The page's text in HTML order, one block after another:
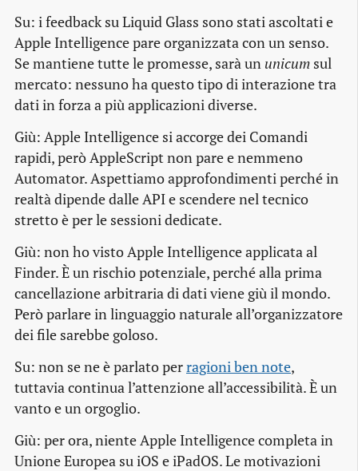
Su: i feedback su Liquid Glass sono stati ascoltati e
Apple Intelligence pare organizzata con un senso.
Se mantiene tutte le promesse, sarà un unicum sul
mercato: nessuno ha questo tipo di interazione tra
dati in forza a più applicazioni diverse.
Giù: Apple Intelligence si accorge dei Comandi
rapidi, però AppleScript non pare e nemmeno
Automator. Aspettiamo approfondimenti perché in
realtà dipende dalle API e scendere nel tecnico
stretto è per le sessioni dedicate.
Giù: non ho visto Apple Intelligence applicata al
Finder. È un rischio potenziale, perché alla prima
cancellazione arbitraria di dati viene giù il mondo.
Però parlare in linguaggio naturale all’organizzatore
dei file sarebbe goloso.
Su: non se ne è parlato perragioni ben note,
tuttavia continua l’attenzione all’accessibilità. È un
vanto e un orgoglio.
Giù: per ora, niente Apple Intelligence completa in
Unione Europea su iOS e iPadOS. Le motivazioni